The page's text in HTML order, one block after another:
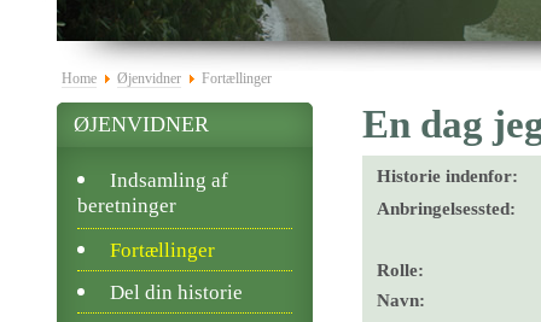
Home Øjenvidner Fortællinger
En dag
Historie indenfor:
Anbringelsessted:
Rolle:
Navn:
ØJENVIDNER
Indsamling af
beretninger
Fortællinger
Del din historie